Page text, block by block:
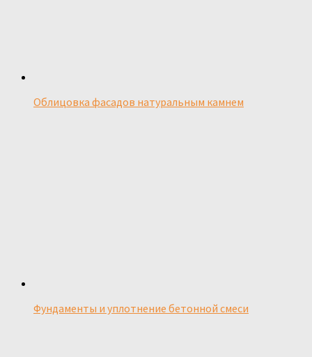
Облицовка фасадов натуральным камнем
Фундаменты и уплотнение бетонной смеси